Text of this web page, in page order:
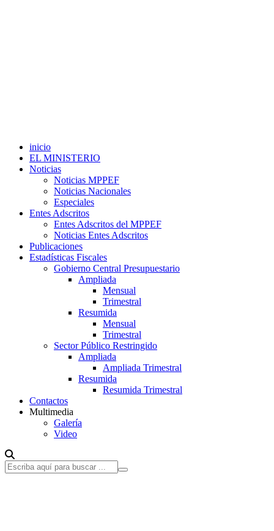
inicio
EL MINISTERIO
Noticias
Noticias MPPEF
Noticias Nacionales
Especiales
Entes Adscritos
Entes Adscritos del MPPEF
Noticias Entes Adscritos
Publicaciones
Estadísticas Fiscales
Gobierno Central Presupuestario
Ampliada
Mensual
Trimestral
Resumida
Mensual
Trimestral
Sector Público Restringido
Ampliada
Ampliada Trimestral
Resumida
Resumida Trimestral
Contactos
Multimedia
Galería
Video